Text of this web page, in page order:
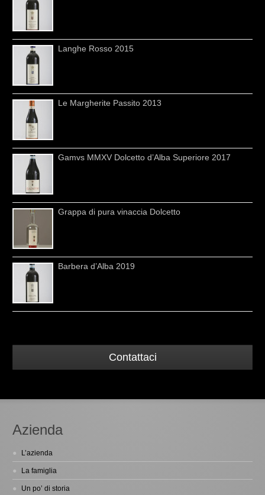
Langhe Rosso 2015
Le Margherite Passito 2013
Gamvs MMXV Dolcetto d’Alba Superiore 2017
Grappa di pura vinaccia Dolcetto
Barbera d’Alba 2019
Contattaci
Azienda
L’azienda
La famiglia
Un po’ di storia